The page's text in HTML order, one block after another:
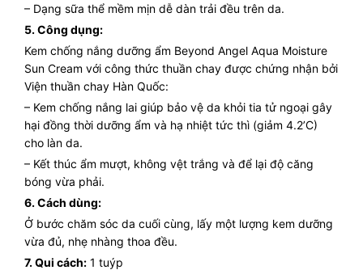
– Dạng sữa thể mềm mịn dễ dàn trải đều trên da.
5. Công dụng:
Kem chống nắng dưỡng ẩm Beyond Angel Aqua Moisture
Sun Cream với công thức thuần chay được chứng nhận bởi
Viện thuần chay Hàn Quốc:
– Kem chống nắng lai giúp bảo vệ da khỏi tia tử ngoại gây
hại đồng thời dưỡng ẩm và hạ nhiệt tức thì (giảm 4.2’C)
cho làn da.
– Kết thúc ẩm mượt, không vệt trắng và để lại độ căng
bóng vừa phải.
6. Cách dùng:
Ở bước chăm sóc da cuối cùng, lấy một lượng kem dưỡng
vừa đủ, nhẹ nhàng thoa đều.
7. Qui cách: 1 tuýp